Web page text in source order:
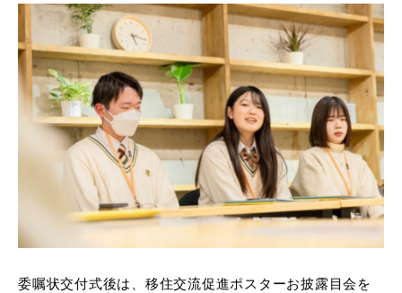
委嘱状交付式後は、移住交流促進ポスターお披露目会を